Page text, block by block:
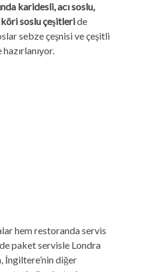
karidesli, acı soslu,
soslu çeşitleride
sebze çeşnisi ve çeşitli
hem restoranda servis
paket servisle Londra
İngiltere’nin diğer